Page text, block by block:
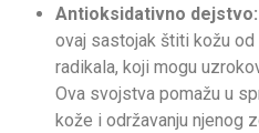
Antioksidativno dejstvo:
ovaj sastojak štiti kožu
radikala, koji mogu
Ova svojstva pomažu u
kože i održavanju njenog